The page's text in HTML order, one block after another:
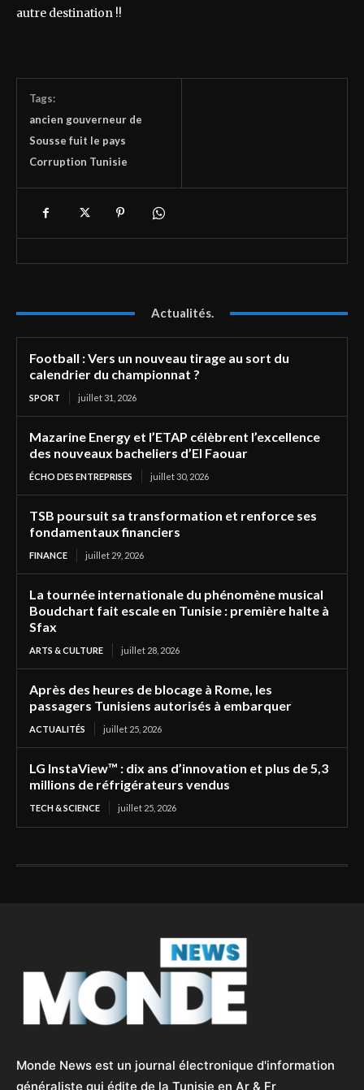
autre destination !!
Tags:
ancien gouverneur de
Sousse fuit le pays
Corruption Tunisie
Actualités.
Football : Vers un nouveau tirage au sort du
calendrier du championnat ?
SPORT juillet 31, 2026
Mazarine Energy et l’ETAP célèbrent l’excellence
des nouveaux bacheliers d’El Faouar
ÉCHO DES ENTREPRISES juillet 30, 2026
TSB poursuit sa transformation et renforce ses
fondamentaux financiers
FINANCE juillet 29, 2026
La tournée internationale du phénomène musical
Boudchart fait escale en Tunisie : première halte à
Sfax
ARTS & CULTURE juillet 28, 2026
Après des heures de blocage à Rome, les
passagers Tunisiens autorisés à embarquer
ACTUALITÉS juillet 25, 2026
LG InstaView™ : dix ans d’innovation et plus de 5,3
millions de réfrigérateurs vendus
TECH & SCIENCE juillet 25, 2026
Monde News est un journal électronique d'information
généraliste qui édite de la Tunisie en Ar & Fr